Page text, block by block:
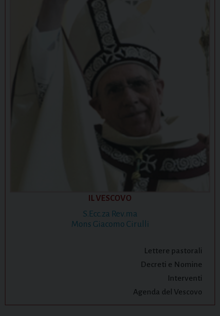
IL VESCOVO
S.Ecc.za Rev.ma
Mons Giacomo Cirulli
Lettere pastorali
Decreti e Nomine
Interventi
Agenda del Vescovo